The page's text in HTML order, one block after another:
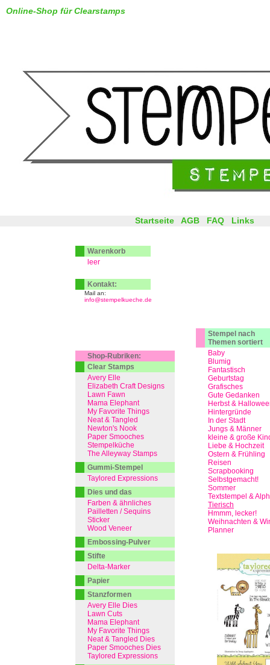
Online-Shop für Clearstamps
Stempel nach
Themen sortiert
Baby
Blumig
Fantastisch
Geburtstag
Grafisches
Gute Gedanken
Herbst &
Hintergründe
In der Stadt
Jungs & Männer
kleine & große
Liebe & Hochzeit
Ostern & Frühling
Reisen
Scrapbooking
Selbstgemacht!
Sommer
Textstempel &
Tierisch
Hmmm, lecker!
Weihnachten &
Planner
Startseite AGB FAQ Links
Warenkorb
leer
Kontakt:
Mail an:
info@stempelkueche.de
Shop-Rubriken:
Clear Stamps
Avery Elle
Elizabeth Craft Designs
Lawn Fawn
Mama Elephant
My Favorite Things
Neat & Tangled
Newton's Nook
Paper Smooches
Stempelküche
The Alleyway Stamps
Gummi-Stempel
Taylored Expressions
Dies und das
Farben & ähnliches
Pailletten / Sequins
Sticker
Wood Veneer
Embossing-Pulver
Stifte
Delta-Marker
Papier
Stanzformen
Avery Elle Dies
Lawn Cuts
Mama Elephant
My Favorite Things
Neat & Tangled Dies
Paper Smooches Dies
Taylored Expressions